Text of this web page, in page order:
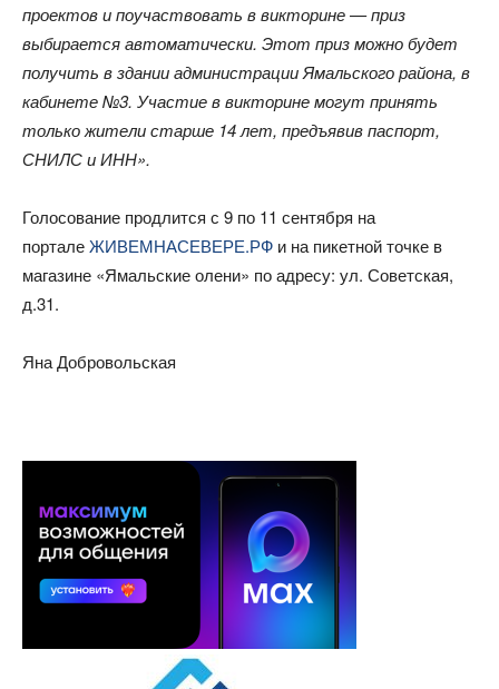
проектов и поучаствовать в викторине — приз
выбирается автоматически. Этот приз можно будет
получить в здании администрации Ямальского района, в
кабинете №3. Участие в викторине могут принять
только жители старше 14 лет, предъявив паспорт,
СНИЛС и ИНН».
Голосование продлится с 9 по 11 сентября на
порталеЖИВЕМНАСЕВЕРЕ.РФ и на пикетной точке в
магазине «Ямальские олени» по адресу: ул. Советская,
д.31.
Яна Добровольская